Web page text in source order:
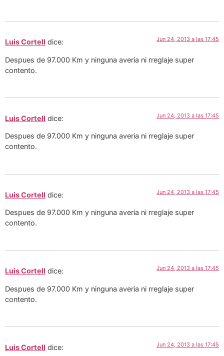
Luis Cortell dice: Jun 24, 2013 a las 17:45
Despues de 97.000 Km y ninguna averia ni rreglaje super
contento.
Luis Cortell dice: Jun 24, 2013 a las 17:45
Despues de 97.000 Km y ninguna averia ni rreglaje super
contento.
Luis Cortell dice: Jun 24, 2013 a las 17:45
Despues de 97.000 Km y ninguna averia ni rreglaje super
contento.
Luis Cortell dice: Jun 24, 2013 a las 17:45
Despues de 97.000 Km y ninguna averia ni rreglaje super
contento.
Luis Cortell dice: Jun 24, 2013 a las 17:45